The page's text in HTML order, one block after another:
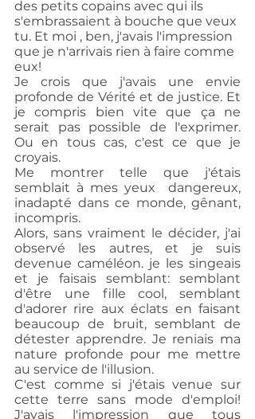
des petits copains avec qui ils
s'embrassaient à bouche que veux
tu. Et moi , ben, j'avais l'impression
que je n'arrivais rien à faire comme
eux!
Je crois que j'avais une envie
profonde de Vérité et de justice. Et
je compris bien vite que ça ne
serait pas possible de l'exprimer.
Ou en tous cas, c'est ce que je
croyais.
Me montrer telle que j'étais
semblait à mes yeux  dangereux,
inadapté dans ce monde, gênant,
incompris.
Alors, sans vraiment le décider, j'ai
observé les autres, et je suis
devenue caméléon. je les singeais
et je faisais semblant: semblant
d'être une fille cool, semblant
d'adorer rire aux éclats en faisant
beaucoup de bruit, semblant de
détester apprendre. Je reniais ma
nature profonde pour me mettre
au service de l'illusion.
C'est comme si j'étais venue sur
cette terre sans mode d'emploi!
J'avais l'impression que tous